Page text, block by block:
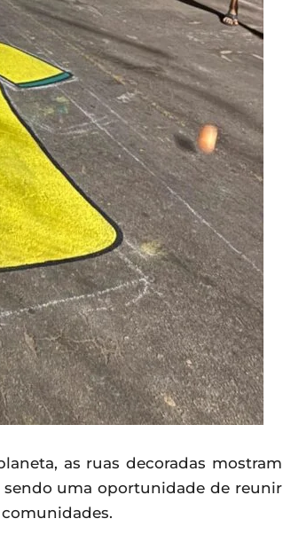
as ruas decoradas mostram
uma oportunidade de reunir